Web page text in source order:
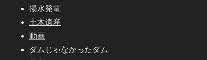
揚水発電
土木遺産
動画
ダムじゃなかったダム